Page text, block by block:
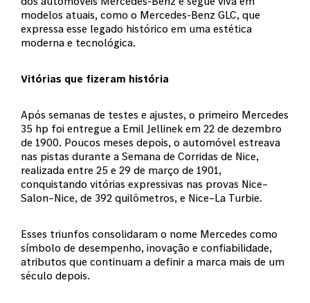
modelos atuais, como o Mercedes-Benz GLC, que
expressa esse legado histórico em uma estética
moderna e tecnológica.
Vitórias que fizeram história
Após semanas de testes e ajustes, o primeiro Mercedes
35 hp foi entregue a Emil Jellinek em 22 de dezembro
de 1900. Poucos meses depois, o automóvel estreava
nas pistas durante a Semana de Corridas de Nice,
realizada entre 25 e 29 de março de 1901,
conquistando vitórias expressivas nas provas Nice–
Salon–Nice, de 392 quilômetros, e Nice–La Turbie.
Esses triunfos consolidaram o nome Mercedes como
símbolo de desempenho, inovação e confiabilidade,
atributos que continuam a definir a marca mais de um
século depois.